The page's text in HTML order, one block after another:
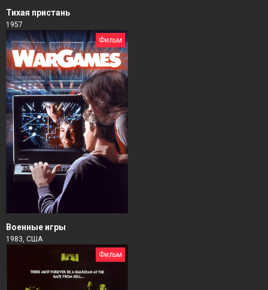
Тихая пристань
1957
Фильм
Военные игры
1983, США
Фильм